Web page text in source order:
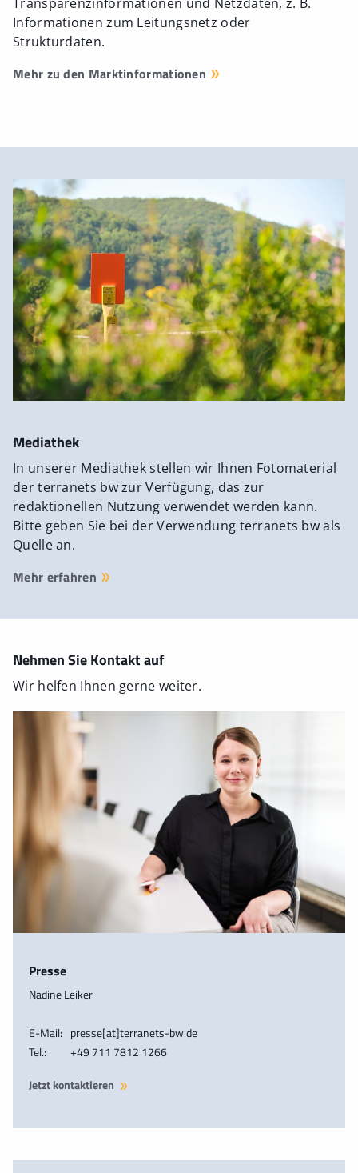
Informationen zum Leitungsnetz oder
Strukturdaten.
Mehr zu den Marktinformationen
Mediathek
In unserer Mediathek stellen wir Ihnen Fotomaterial
der terranets bw zur Verfügung, das zur
redaktionellen Nutzung verwendet werden kann.
Bitte geben Sie bei der Verwendung terranets bw als
Quelle an.
Mehr erfahren
Nehmen Sie Kontakt auf
Wir helfen Ihnen gerne weiter.
Presse
Nadine Leiker
E-Mail: presse[at]terranets-bw.de
Tel.:
+49 711 7812 1266
Jetzt kontaktieren